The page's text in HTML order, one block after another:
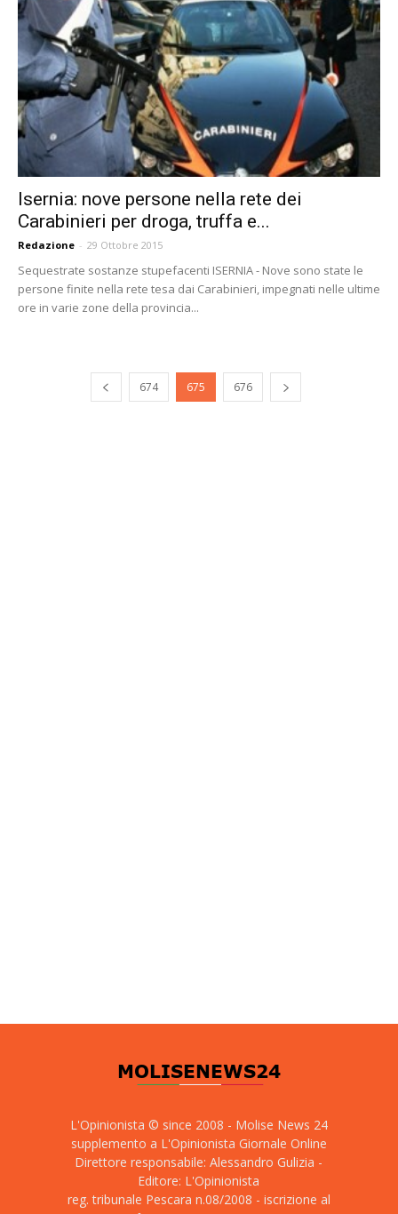
Isernia: nove persone nella rete dei
Carabinieri per droga, truffa e...
Redazione - 29 Ottobre 2015
Sequestrate sostanze stupefacenti ISERNIA - Nove sono state le
persone finite nella rete tesa dai Carabinieri, impegnati nelle ultime
ore in varie zone della provincia...
674 675 676
L'Opinionista © since 2008 - Molise News 24
supplemento a L'Opinionista Giornale Online
Direttore responsabile: Alessandro Gulizia -
Editore: L'Opinionista
reg. tribunale Pescara n.08/2008 - iscrizione al